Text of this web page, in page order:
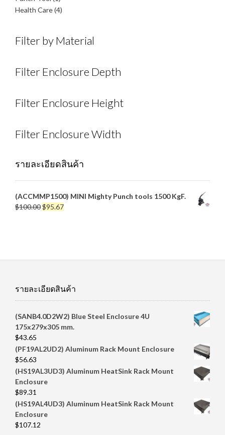
สินค้า
Health Care 44
Filter by Material
Filter Enclosure Depth
Filter Enclosure Height
Filter Enclosure Width
รายละเอียดสินค้า
(ACCMMP1500) MINI Mighty Punch tools 1500 KgF.
$100.00Original
$95.67Current
รายละเอียดสินค้า
(SANB4.0D2W2) Blue Steel Enclosure 4U
175x279x305 mm.
$43.65
(PF19AL2UD2) Aluminum Rack Mount Enclosure
$56.63
(HS19AL3UD3) Aluminum HeatSink Rack Mount
Enclosure
$89.31
(HS19AL4UD3) Aluminum HeatSink Rack Mount
Enclosure
$107.12